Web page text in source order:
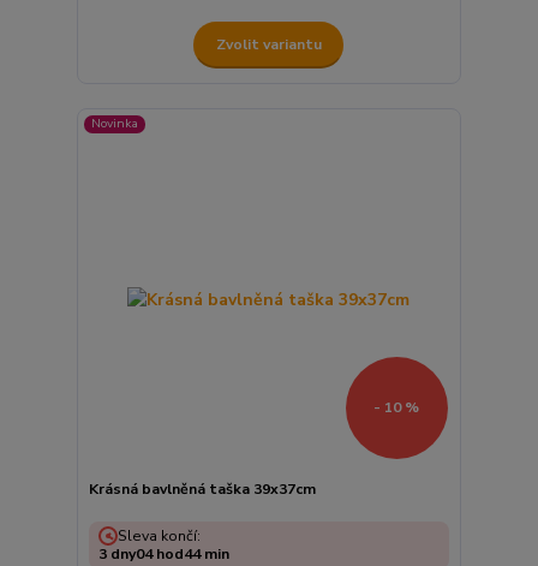
Zvolit variantu
Novinka
- 10 %
Krásná bavlněná taška 39x37cm
Sleva končí:
3 dny04hod44min